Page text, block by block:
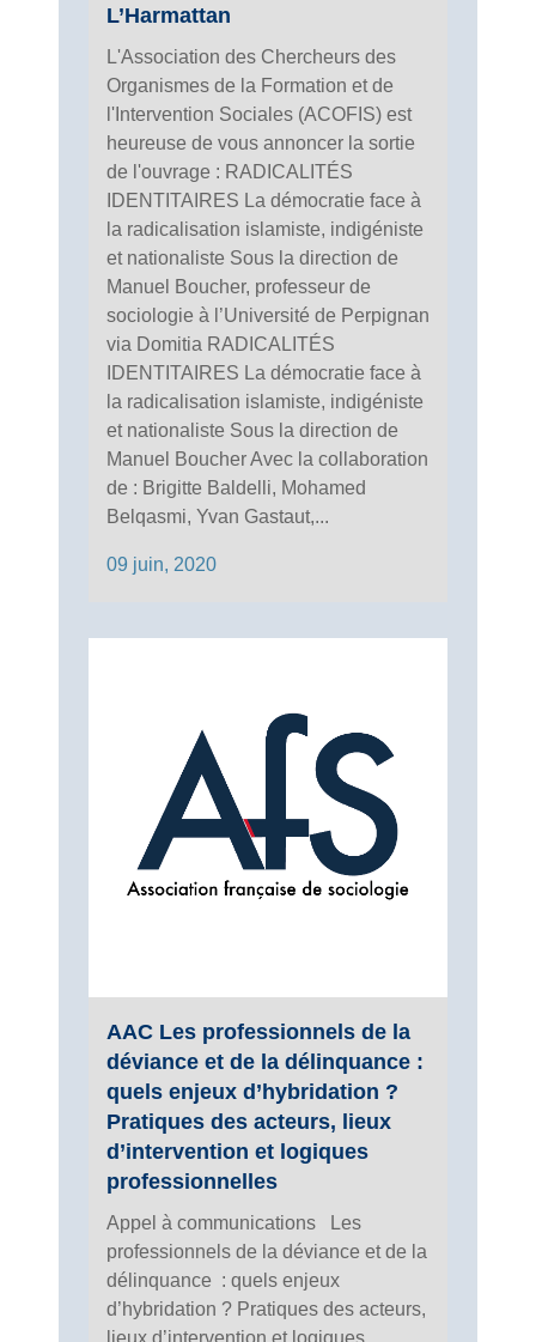
L’Harmattan
L'Association des Chercheurs des
Organismes de la Formation et de
l'Intervention Sociales (ACOFIS) est
heureuse de vous annoncer la sortie
de l'ouvrage : RADICALITÉS
IDENTITAIRES La démocratie face à
la radicalisation islamiste, indigéniste
et nationaliste Sous la direction de
Manuel Boucher, professeur de
sociologie à l’Université de Perpignan
via Domitia RADICALITÉS
IDENTITAIRES La démocratie face à
la radicalisation islamiste, indigéniste
et nationaliste Sous la direction de
Manuel Boucher Avec la collaboration
de : Brigitte Baldelli, Mohamed
Belqasmi, Yvan Gastaut,...
09 juin, 2020
AAC Les professionnels de la
déviance et de la délinquance :
quels enjeux d’hybridation ?
Pratiques des acteurs, lieux
d’intervention et logiques
professionnelles
Appel à communications Les
professionnels de la déviance et de la
délinquance : quels enjeux
d’hybridation ? Pratiques des acteurs,
lieux d’intervention et logiques